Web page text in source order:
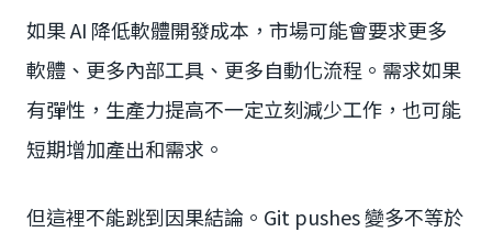
如果 AI 降低軟體開發成本，市場可能會要求更多
軟體、更多內部工具、更多自動化流程。需求如果
有彈性，生產力提高不一定立刻減少工作，也可能
短期增加產出和需求。
但這裡不能跳到因果結論。Git pushes 變多不等於